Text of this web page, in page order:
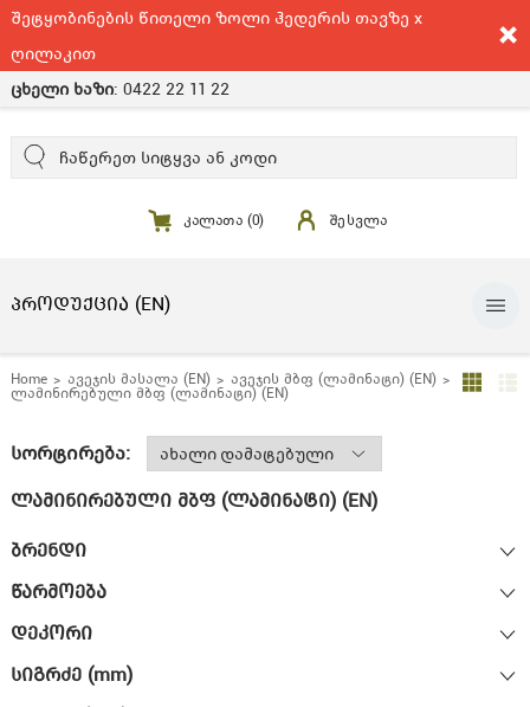
შეტყობინების წითელი ზოლი ჰედერის თავზე x
ღილაკით
ცხელი ხაზი: 0422 22 11 22
კალათა (0) შესვლა
ᲞᲠᲝᲓᲣᲥᲪᲘᲐ (EN)
Home ავეჯის მასალა (EN)
ავეჯის მბფ (ლამინატი) (EN)
ლამინირებული მბფ (ლამინატი) (EN)
სორტირება:
ლამინირებული მბფ (ლამინატი) (EN)
ბრენდი
წარმოება
დეკორი
სიგრძე (mm)